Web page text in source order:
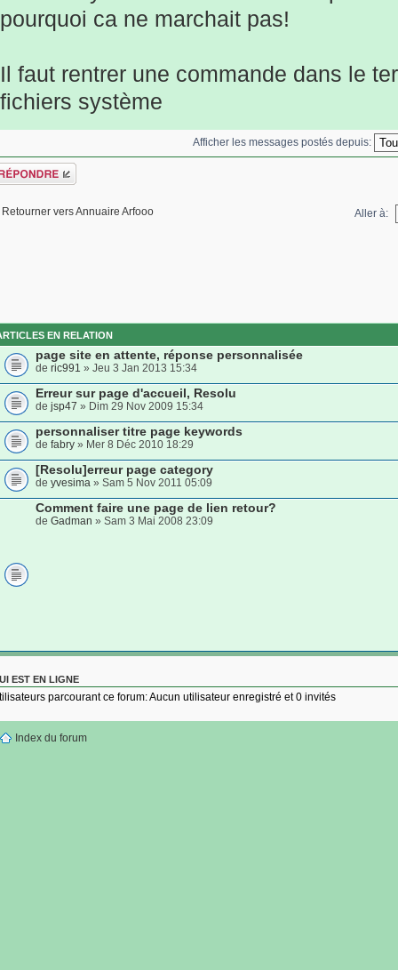
pourquoi ca ne marchait pas!
Il faut rentrer une commande dans le
fichiers système
Afficher les messages postés depuis:
Retourner vers Annuaire Arfooo Aller à:
EN RELATION
page site en attente, réponse personnalisée
de ric991 » Jeu 3 Jan 2013 15:34
Erreur sur page d'accueil, Resolu
de jsp47 » Dim 29 Nov 2009 15:34
personnaliser titre page keywords
de fabry » Mer 8 Déc 2010 18:29
[Resolu]erreur page category
de yvesima » Sam 5 Nov 2011 05:09
Comment faire une page de lien retour?
de Gadman » Sam 3 Mai 2008 23:09
EST EN LIGNE
parcourant ce forum: Aucun utilisateur enregistré et 0 invités
Index du forum